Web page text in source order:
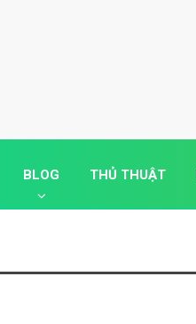
BLOG THỦ THUẬT